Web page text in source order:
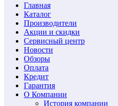
Главная
Каталог
Производители
Акции и скидки
Сервисный центр
Новости
Обзоры
Оплата
Кредит
Гарантия
О Компании
История компании